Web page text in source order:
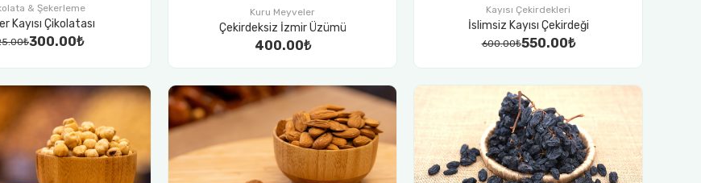
& Şekerleme
Kayısı Çikolatası
300.00₺
Kuru Meyveler
Çekirdeksiz İzmir Üzümü
400.00₺
Kayısı Çekirdekleri
İslimsiz Kayısı Çekirdeği
600.00₺550.00₺